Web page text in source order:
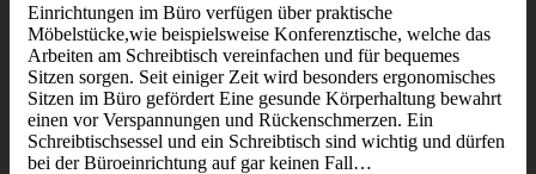
Einrichtungen im Büro verfügen über praktische
Möbelstücke,wie beispielsweise Konferenztische, welche das
Arbeiten am Schreibtisch vereinfachen und für bequemes
Sitzen sorgen. Seit einiger Zeit wird besonders ergonomisches
Sitzen im Büro gefördert Eine gesunde Körperhaltung bewahrt
einen vor Verspannungen und Rückenschmerzen. Ein
Schreibtischsessel und ein Schreibtisch sind wichtig und dürfen
bei der Büroeinrichtung auf gar keinen Fall…